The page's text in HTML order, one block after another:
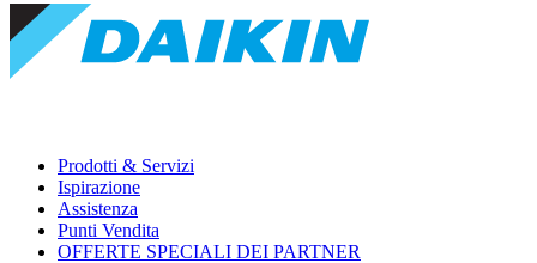
Prodotti & Servizi
Ispirazione
Assistenza
Punti Vendita
OFFERTE SPECIALI DEI PARTNER